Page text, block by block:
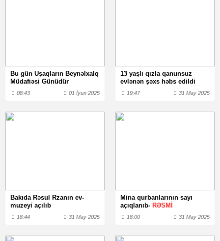
Bu gün Uşaqların Beynəlxalq
Müdafiəsi Günüdür
08:43 01 İyun 2025
13 yaşlı qızla qanunsuz
evlənən şəxs həbs edildi
19:47 31 May 2025
Bakıda Rəsul Rzanın ev-
muzeyi açılıb
18:44 31 May 2025
Mina qurbanlarının sayı
açıqlanıb- RƏSMİ
18:00 31 May 2025